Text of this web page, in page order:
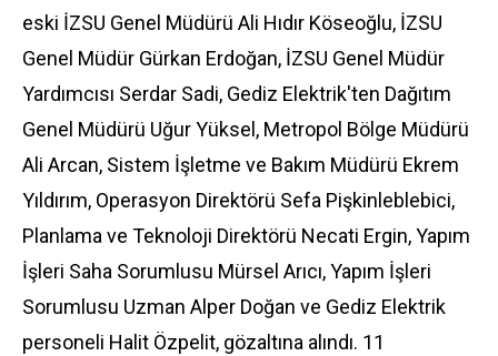
eski İZSU Genel Müdürü Ali Hıdır Köseoğlu, İZSU
Genel Müdür Gürkan Erdoğan, İZSU Genel Müdür
Yardımcısı Serdar Sadi, Gediz Elektrik'ten Dağıtım
Genel Müdürü Uğur Yüksel, Metropol Bölge Müdürü
Ali Arcan, Sistem İşletme ve Bakım Müdürü Ekrem
Yıldırım, Operasyon Direktörü Sefa Pişkinleblebici,
Planlama ve Teknoloji Direktörü Necati Ergin, Yapım
İşleri Saha Sorumlusu Mürsel Arıcı, Yapım İşleri
Sorumlusu Uzman Alper Doğan ve Gediz Elektrik
personeli Halit Özpelit, gözaltına alındı. 11